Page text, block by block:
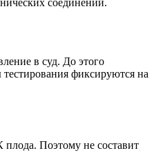
соединений.
в суд. До этого
фиксируются на
Поэтому не составит